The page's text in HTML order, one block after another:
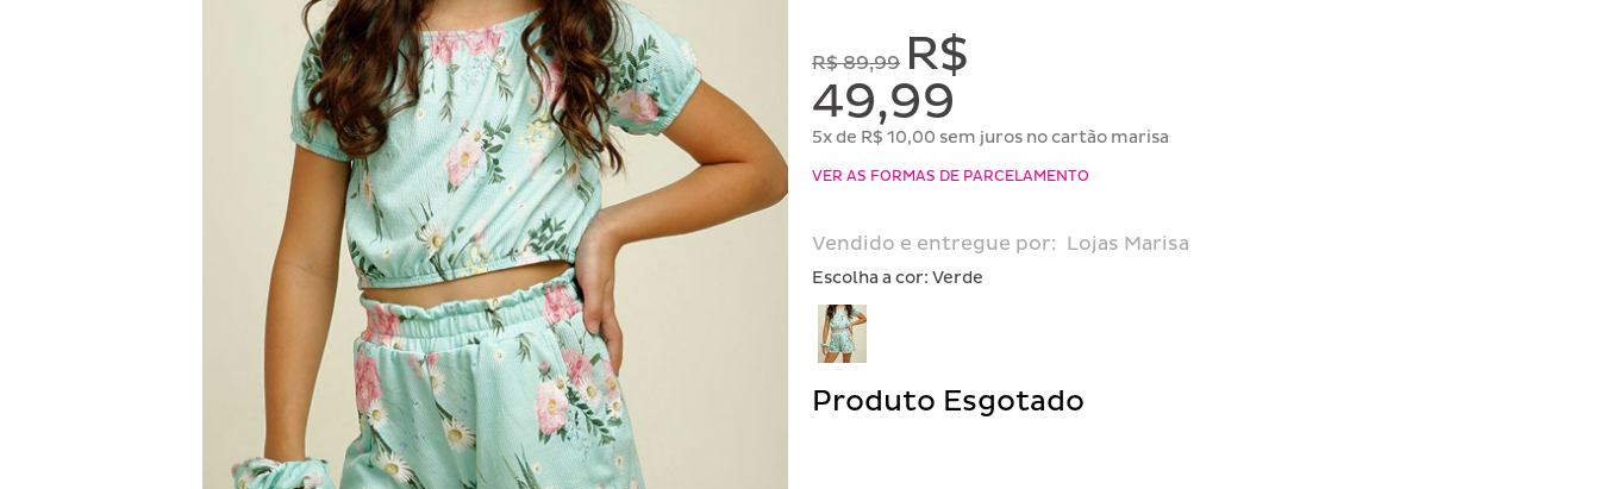
R$ 89,99 R$
49,99
5x de R$ 10,00 sem juros no cartão marisa
VER AS FORMAS DE PARCELAMENTO
Vendido e entregue por: Lojas Marisa
Escolha a cor: Verde
Produto Esgotado